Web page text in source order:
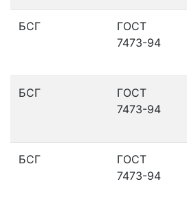
БСГ
ГОСТ
7473-94
БСГ
ГОСТ
7473-94
БСГ
ГОСТ
7473-94